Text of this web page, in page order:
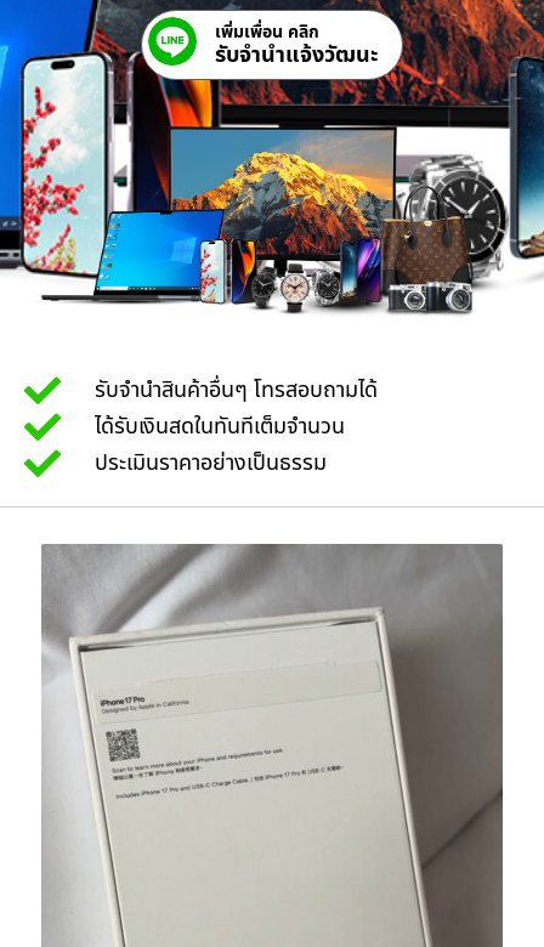
เพิ่มเพื่อน คลิก
รับจํานําแจ้งวัฒนะ
รับจำนำสินค้าอื่นๆ โทรสอบถามได้
ได้รับเงินสดในทันทีเต็มจำนวน
ประเมินราคาอย่างเป็นธรรม